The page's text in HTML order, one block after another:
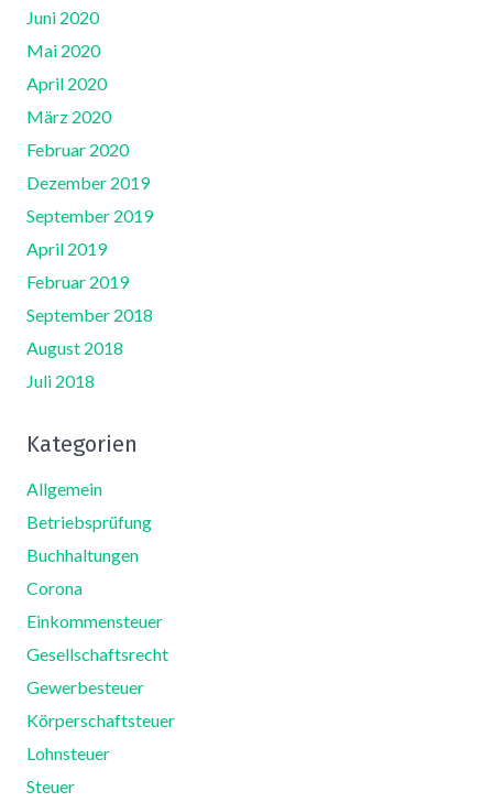
Juni 2020
Mai 2020
April 2020
März 2020
Februar 2020
Dezember 2019
September 2019
April 2019
Februar 2019
September 2018
August 2018
Juli 2018
Kategorien
Allgemein
Betriebsprüfung
Buchhaltungen
Corona
Einkommensteuer
Gesellschaftsrecht
Gewerbesteuer
Körperschaftsteuer
Lohnsteuer
Steuer